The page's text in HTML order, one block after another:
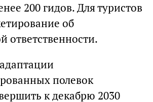
200 гидов. Для туристов
об
ответственности.
полевок
к декабрю 2030